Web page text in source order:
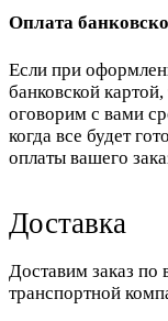
Оплата
Если при
банковской
оговорим с вами
когда все будет
оплаты вашего
Доставка
Доставим заказ
транспортной